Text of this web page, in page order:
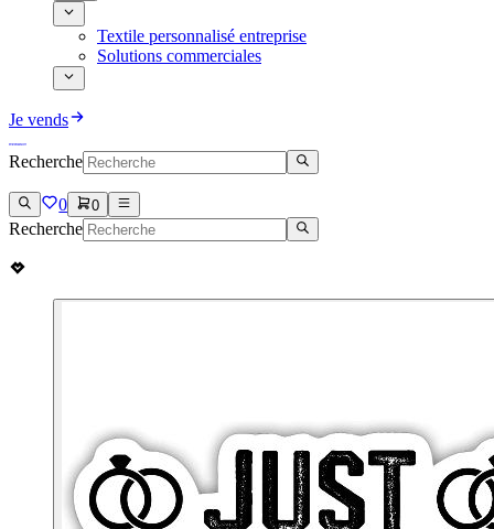
Textile personnalisé entreprise
Solutions commerciales
Je vends
Recherche
0 0
Recherche